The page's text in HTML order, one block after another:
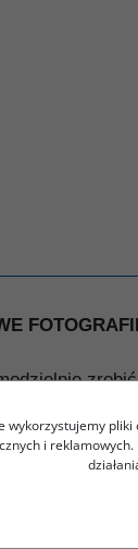
z
sobie czas
wykorzystujemy pliki
i reklamowych.